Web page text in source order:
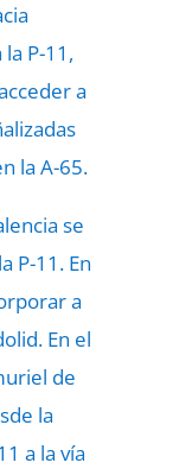
P-11,
a
la A-65.
se
P-11. En
a
En el
de
la
a la vía